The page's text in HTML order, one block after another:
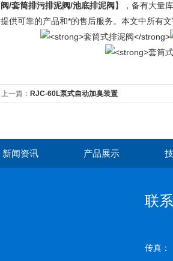
阀/套筒排污排泥阀/池底排泥阀 】，备有大量
提供可靠的产品和*的售后服务。本文中所有文
上一篇： RJC-60L泵式自动加臭装置
新闻资讯 产品展示
联
传真：